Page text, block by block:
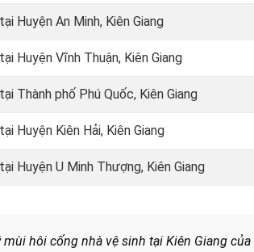
Huyện An Minh, Kiên Giang
Huyện Vĩnh Thuận, Kiên Giang
Thành phố Phú Quốc, Kiên Giang
Huyện Kiên Hải, Kiên Giang
Huyện U Minh Thượng, Kiên Giang
hôi cống nhà vệ sinh tại Kiên Giang của